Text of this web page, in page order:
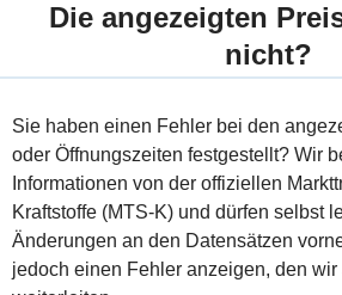
Die angezeigten
nicht?
Sie haben einen Fehler bei den
oder Öffnungszeiten festgestellt? Wir
Informationen von der offiziellen
Kraftstoffe (MTS-K) und dürfen selbst
Änderungen an den Datensätzen
jedoch einen Fehler anzeigen, den wir